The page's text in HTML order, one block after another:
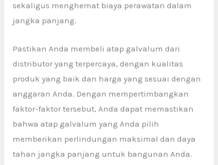
sekaligus menghemat biaya perawatan dalam
jangka panjang.
Pastikan Anda membeli atap galvalum dari
distributor yang terpercaya, dengan kualitas
produk yang baik dan harga yang sesuai dengan
anggaran Anda. Dengan mempertimbangkan
faktor-faktor tersebut, Anda dapat memastikan
bahwa atap galvalum yang Anda pilih
memberikan perlindungan maksimal dan daya
tahan jangka panjang untuk bangunan Anda.